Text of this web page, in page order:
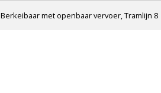
Berkeibaar met openbaar vervoer, Tramlijn 8